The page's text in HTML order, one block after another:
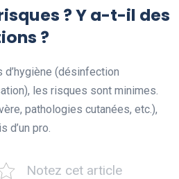
? Y a-t-il des
?
(désinfection
les risques sont minimes.
pathologies cutanées, etc.),
d’un pro.
Notez cet article